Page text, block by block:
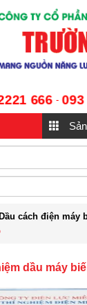
666 -
cách điện máy
dầu máy